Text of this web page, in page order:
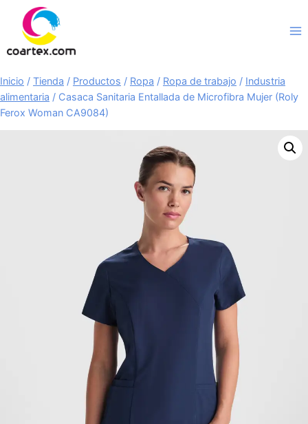
Saltar
contenido
Inicio / Tienda / Productos / Ropa / Ropa de trabajo / Industria
alimentaria / Casaca Sanitaria Entallada de Microfibra Mujer (Roly
Ferox Woman CA9084)